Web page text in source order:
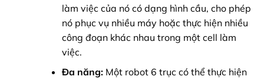
làm việc của nó có dạng hình cầu, cho phép
nó phục vụ nhiều máy hoặc thực hiện nhiều
công đoạn khác nhau trong một cell làm
việc.
Đa năng:Một robot 6 trục có thể thực hiện